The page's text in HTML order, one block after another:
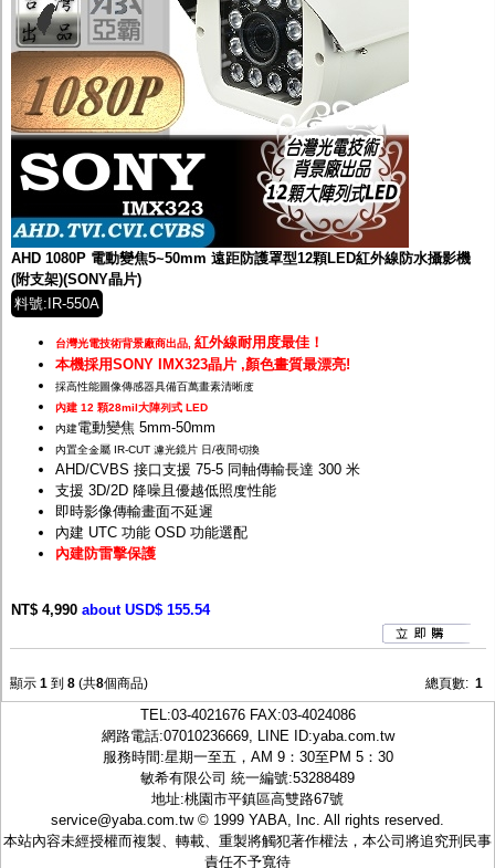
AHD 1080P 電動變焦5~50mm 遠距防護罩型12顆LED紅外線防水攝影機
(附支架)(SONY晶片)
料號:IR-550A
台灣光電技術背景廠商出品, 紅外線耐用度最佳！
本機採用SONY IMX323晶片 ,顏色畫質最漂亮!
採高性能圖像傳感器具備百萬畫素清晰度
內建 12 顆28mil大陣列式 LED
內建電動變焦 5mm-50mm
內置全金屬 IR-CUT 濾光鏡片 日/夜間切換
AHD/CVBS 接口支援 75-5 同軸傳輸長達 300 米
支援 3D/2D 降噪且優越低照度性能
即時影像傳輸畫面不延遲
內建 UTC 功能 OSD 功能選配
內建防雷擊保護
NT$ 4,990 about USD$ 155.54
顯示 1 到 8 (共8個商品) 總頁數: 1
TEL:03-4021676FAX:03-4024086
網路電話:07010236669, LINE ID:yaba.com.tw
服務時間:星期一至五，AM 9：30至PM 5：30
敏希有限公司 統一編號:53288489
地址:桃園市平鎮區高雙路67號
service@yaba.com.tw© 1999 YABA, Inc. All rights reserved.
本站內容未經授權而複製、轉載、重製將觸犯著作權法，本公司將追究刑民事
責任不予寬待